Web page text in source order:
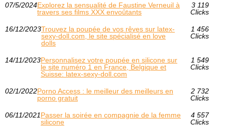
07/5/2024Explorez la sensualité de Faustine Verneuil à
travers ses films XXX envoûtants
3 119
Clicks
16/12/2023Trouvez la poupée de vos rêves sur latex-
sexy-doll.com, le site spécialisé en love
dolls
1 456
Clicks
14/11/2023Personnalisez votre poupée en silicone sur
le site numéro 1 en France, Belgique et
Suisse: latex-sexy-doll.com
1 549
Clicks
02/1/2022Porno Access : le meilleur des meilleurs en
porno gratuit
2 732
Clicks
06/11/2021Passer la soirée en compagnie de la femme
silicone
4 557
Clicks